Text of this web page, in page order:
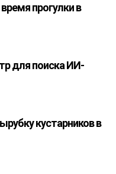
прогулки в
для поиска ИИ-
кустарников в